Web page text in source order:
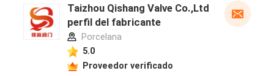
Taizhou Qishang Valve Co.,Ltd
perfil del fabricante
Porcelana
5.0
Proveedor verificado